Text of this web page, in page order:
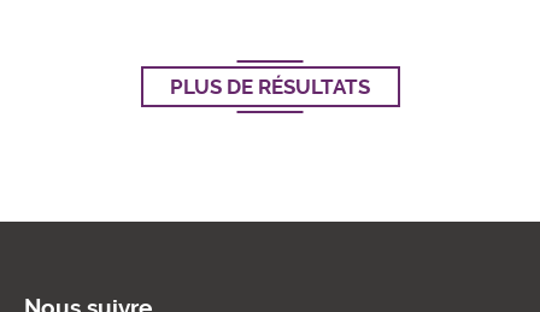
PLUS DE RÉSULTATS